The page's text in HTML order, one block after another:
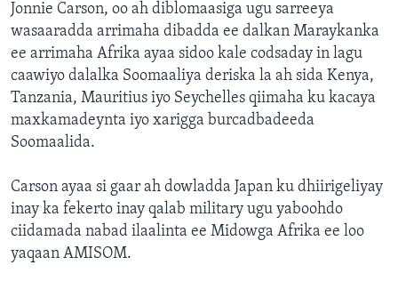
Jonnie Carson, oo ah diblomaasiga ugu sarreeya
wasaaradda arrimaha dibadda ee dalkan Maraykanka
ee arrimaha Afrika ayaa sidoo kale codsaday in lagu
caawiyo dalalka Soomaaliya deriska la ah sida Kenya,
Tanzania, Mauritius iyo Seychelles qiimaha ku kacaya
maxkamadeynta iyo xarigga burcadbadeeda
Soomaalida.
Carson ayaa si gaar ah dowladda Japan ku dhiirigeliyay
inay ka fekerto inay qalab military ugu yaboohdo
ciidamada nabad ilaalinta ee Midowga Afrika ee loo
yaqaan AMISOM.